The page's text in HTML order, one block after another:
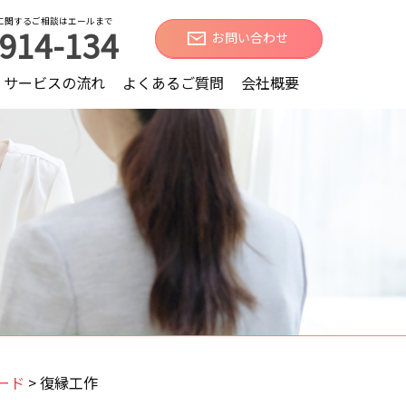
関するご相談はエールまで
134 お問い合わせ
サービスの流れ よくあるご質問 会社概要
ド >復縁工作